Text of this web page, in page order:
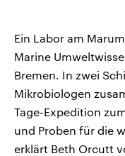
Ein Labor am
Marine
Bremen. In zwei
Mikrobiologen
Tage-Expedition
und Proben für die
erklärt Beth Orcutt